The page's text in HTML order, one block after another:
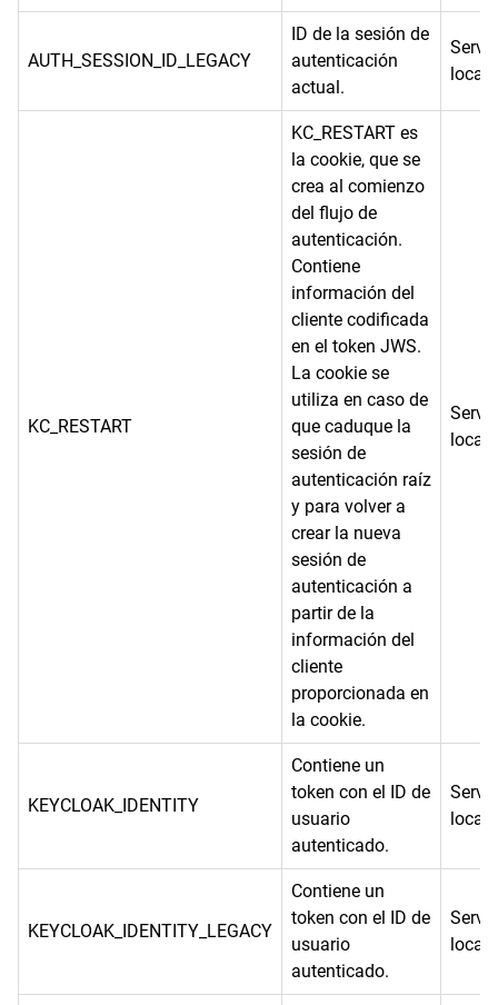
AUTH_SESSION_ID_LEGACY
ID de la sesión de
autenticación
actual.
local
KC_RESTART
KC_RESTART es
la cookie, que se
crea al comienzo
del flujo de
autenticación.
Contiene
información del
cliente codificada
en el token JWS.
La cookie se
utiliza en caso de
que caduque la
sesión de
autenticación raíz
y para volver a
crear la nueva
sesión de
autenticación a
partir de la
información del
cliente
proporcionada en
la cookie.
local
KEYCLOAK_IDENTITY
Contiene un
token con el ID de
usuario
autenticado.
local
KEYCLOAK_IDENTITY_LEGACY
Contiene un
token con el ID de
usuario
autenticado.
local